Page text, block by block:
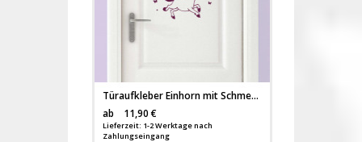
Türaufkleber Einhorn mit Schmetterlinge und Wunschnamen M2024
ab
11,90 €
Lieferzeit: 1-2 Werktage nach
Zahlungseingang